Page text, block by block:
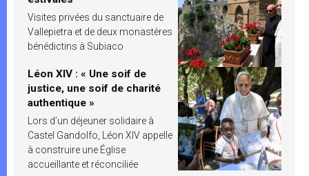
Visites privées du sanctuaire de
Vallepietra et de deux monastères
bénédictins à Subiaco
Léon XIV : « Une soif de
justice, une soif de charité
authentique »
Lors d’un déjeuner solidaire à
Castel Gandolfo, Léon XIV appelle
à construire une Église
accueillante et réconciliée